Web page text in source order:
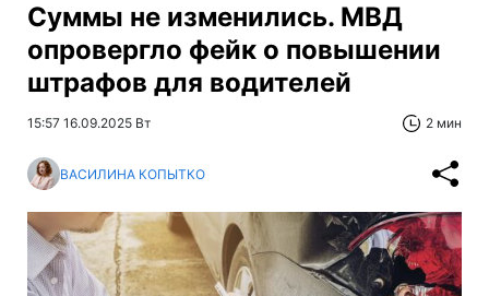
Суммы не изменились. МВД
опровергло фейк о повышении
штрафов для водителей
15:57 16.09.2025 Вт 2 мин
ВАСИЛИНА КОПЫТКО